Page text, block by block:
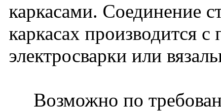
каркасами. Соединение
каркасах производится
электросварки или
Возможно по